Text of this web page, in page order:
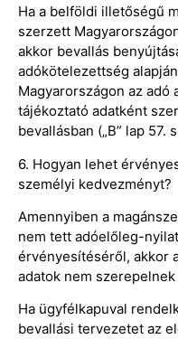
Ha a belföldi illetőségű
szerzett
akkor bevallás
adókötelezettség
Magyarországon az
tájékoztató adatként
bevallásban („B” lap 57.
6. Hogyan lehet
személyi kedvezményt?
Amennyiben a
nem tett adóelőleg-
érvényesítéséről, akkor
adatok nem
Ha ügyfélkapuval
bevallási tervezetet az